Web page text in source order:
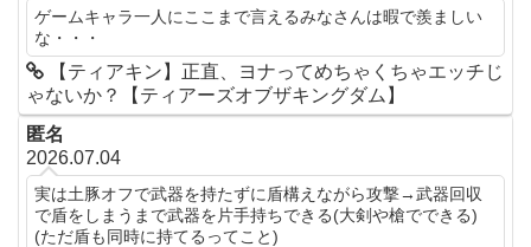
ゲームキャラ一人にここまで言えるみなさんは暇で羨ましい
な・・・
【ティアキン】正直、ヨナってめちゃくちゃエッチじ
ゃないか？【ティアーズオブザキングダム】
匿名
2026.07.04
実は土豚オフで武器を持たずに盾構えながら攻撃→武器回収
で盾をしまうまで武器を片手持ちできる(大剣や槍でできる)
(ただ盾も同時に持てるってこと)